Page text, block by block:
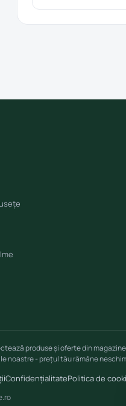
produse și oferte din
noastre - prețul tău rămâne
ConfidențialitatePolitica de